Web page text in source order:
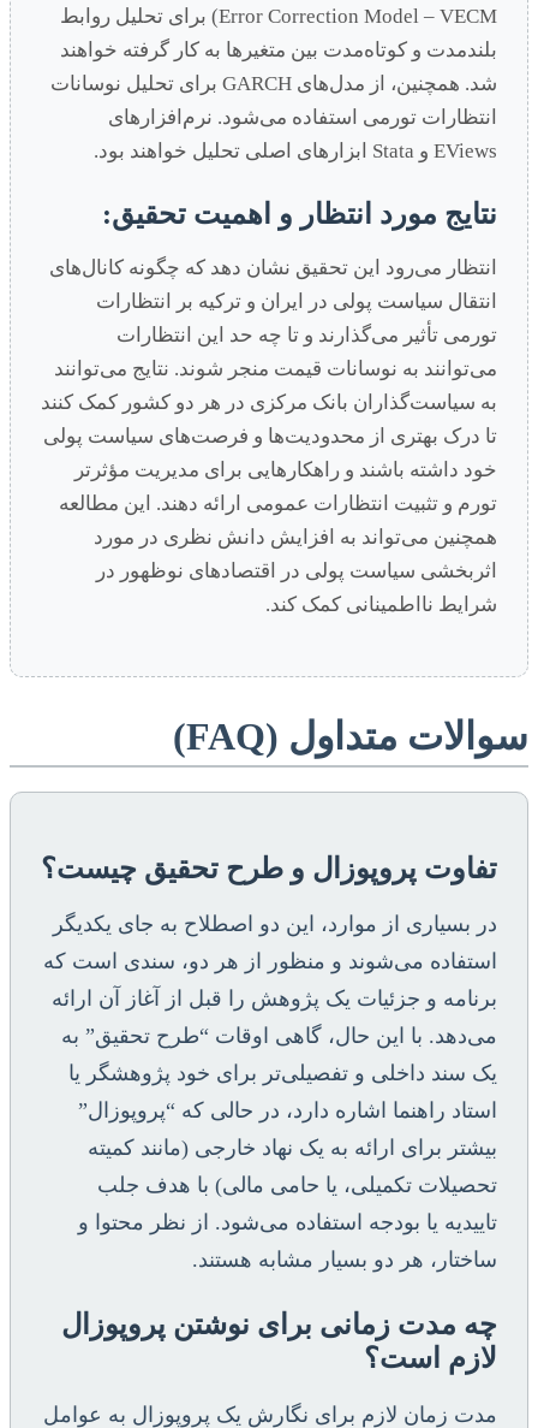
Error Correction Model – VECM) برای تحلیل روابط
بلندمدت و کوتاه‌مدت بین متغیرها به کار گرفته خواهند
شد. همچنین، از مدل‌های GARCH برای تحلیل نوسانات
انتظارات تورمی استفاده می‌شود. نرم‌افزارهای
EViews و Stata ابزارهای اصلی تحلیل خواهند بود.
نتایج مورد انتظار و اهمیت تحقیق:
انتظار می‌رود این تحقیق نشان دهد که چگونه کانال‌های
انتقال سیاست پولی در ایران و ترکیه بر انتظارات
تورمی تأثیر می‌گذارند و تا چه حد این انتظارات
می‌توانند به نوسانات قیمت منجر شوند. نتایج می‌توانند
به سیاست‌گذاران بانک مرکزی در هر دو کشور کمک کنند
تا درک بهتری از محدودیت‌ها و فرصت‌های سیاست پولی
خود داشته باشند و راهکارهایی برای مدیریت مؤثرتر
تورم و تثبیت انتظارات عمومی ارائه دهند. این مطالعه
همچنین می‌تواند به افزایش دانش نظری در مورد
اثربخشی سیاست پولی در اقتصادهای نوظهور در
شرایط نااطمینانی کمک کند.
سوالات متداول (FAQ)
تفاوت پروپوزال و طرح تحقیق چیست؟
در بسیاری از موارد، این دو اصطلاح به جای یکدیگر
استفاده می‌شوند و منظور از هر دو، سندی است که
برنامه و جزئیات یک پژوهش را قبل از آغاز آن ارائه
می‌دهد. با این حال، گاهی اوقات “طرح تحقیق” به
یک سند داخلی و تفصیلی‌تر برای خود پژوهشگر یا
استاد راهنما اشاره دارد، در حالی که “پروپوزال”
بیشتر برای ارائه به یک نهاد خارجی (مانند کمیته
تحصیلات تکمیلی، یا حامی مالی) با هدف جلب
تاییدیه یا بودجه استفاده می‌شود. از نظر محتوا و
ساختار، هر دو بسیار مشابه هستند.
چه مدت زمانی برای نوشتن پروپوزال
لازم است؟
مدت زمان لازم برای نگارش یک پروپوزال به عوامل